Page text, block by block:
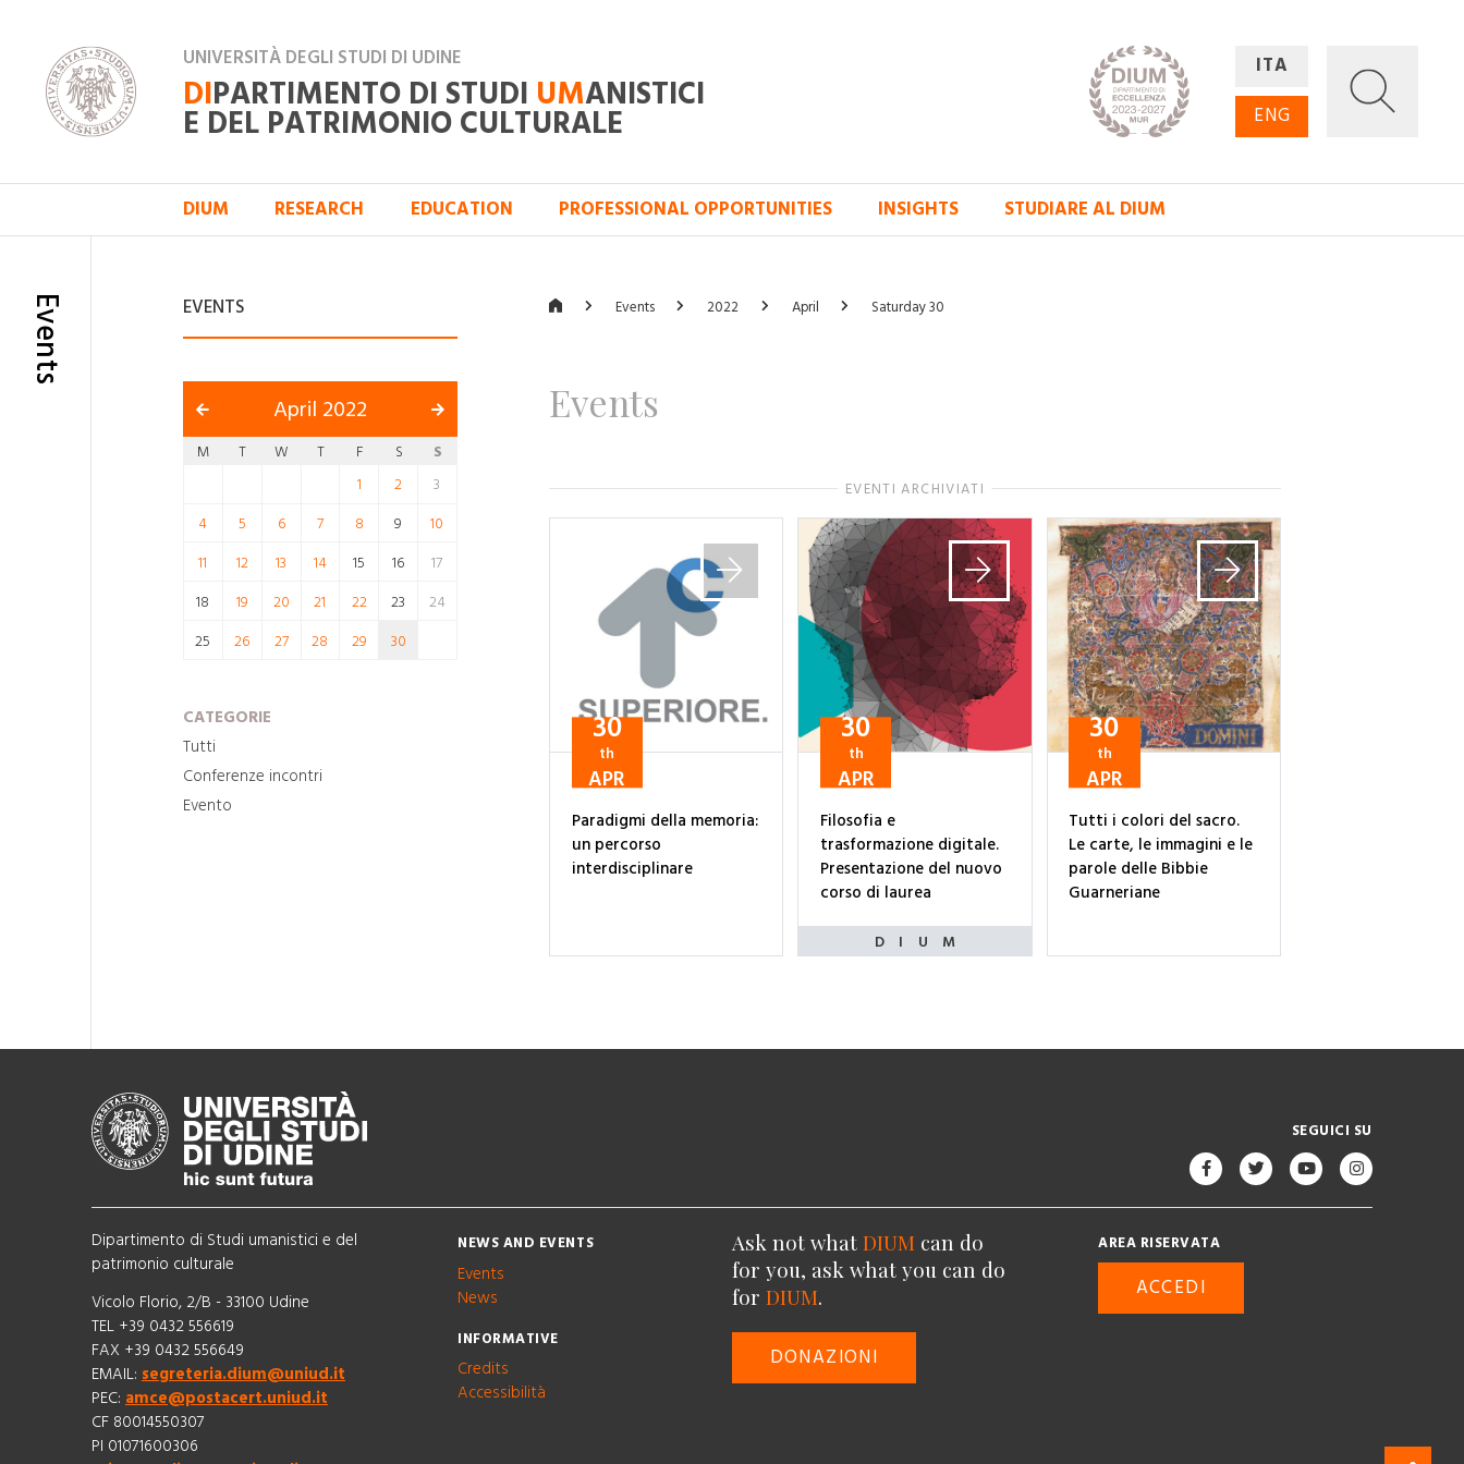
UNIVERSITÀ DEGLI STUDI DI UDINE
DIPARTIMENTO DI STUDI UMANISTICI
E DEL PATRIMONIO CULTURALE
ITA
ENG
DIUM RESEARCH EDUCATION PROFESSIONAL OPPORTUNITIES INSIGHTS STUDIARE AL DIUM
Events EVENTS
April 2022
M T W T F S
S
1
2
3
4
5 6 7 8 9
10
11
12 13 14 15 16
17
18
19 20 21 22 23
24
25
26 27 28 29 30
CATEGORIE
Tutti
Conferenze incontri
Evento
Events 2022 April Saturday 30
Events
EVENTI ARCHIVIATI
30
th
APR
Paradigmi della memoria:
un percorso
interdisciplinare
30
th
APR
Filosofia e
trasformazione digitale.
Presentazione del nuovo
corso di laurea
30
th
APR
Tutti i colori del sacro.
Le carte, le immagini e le
parole delle Bibbie
Guarneriane
SEGUICI SU
Dipartimento di Studi umanistici e del
patrimonio culturale
Vicolo Florio, 2/B - 33100 Udine
TEL +39 0432 556619
FAX +39 0432 556649
EMAIL: segreteria.dium@uniud.it
PEC: amce@postacert.uniud.it
CF 80014550307
PI 01071600306
NEWS AND EVENTS
Events
News
INFORMATIVE
Credits
Accessibilità
Ask not what DIUM can do
for you, ask what you can do
for DIUM.
DONAZIONI
AREA RISERVATA
ACCEDI